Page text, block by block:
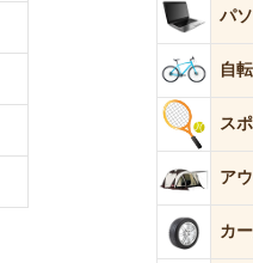
パ
自
ス
ア
カ